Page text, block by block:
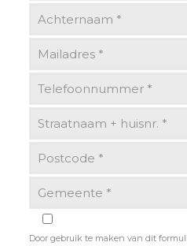
Door gebruik te maken van dit